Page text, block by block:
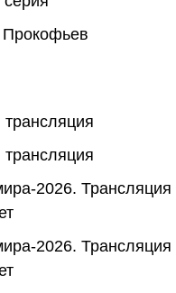
2026. Трансляция
2026. Трансляция